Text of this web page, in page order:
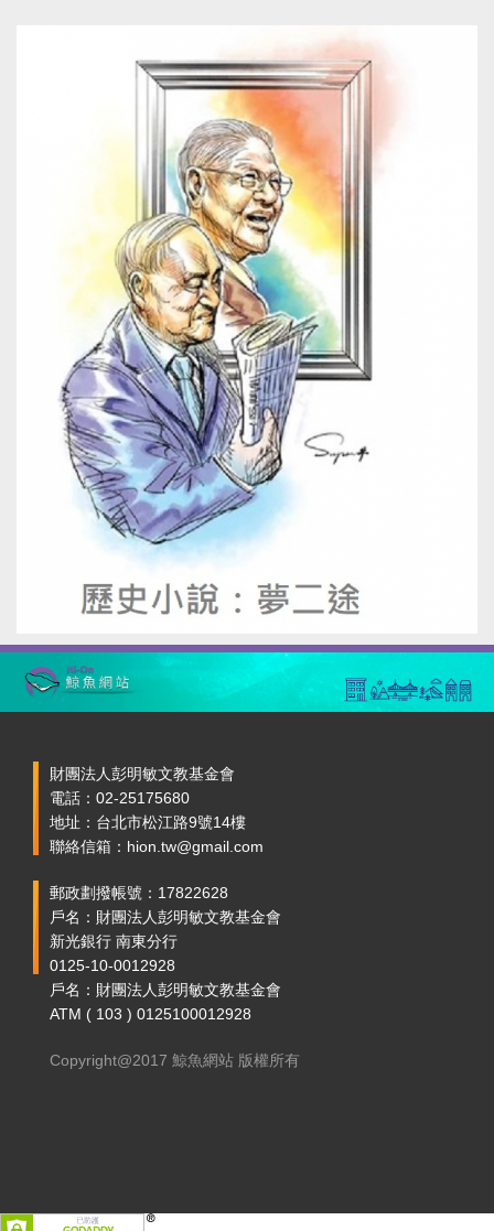
財團法人彭明敏文教基金會
電話：02-25175680
地址：台北市松江路9號14樓
聯絡信箱：hion.tw@gmail.com
郵政劃撥帳號：17822628
戶名：財團法人彭明敏文教基金會
新光銀行 南東分行
0125-10-0012928
戶名：財團法人彭明敏文教基金會
ATM ( 103 ) 0125100012928
Copyright@2017 鯨魚網站 版權所有